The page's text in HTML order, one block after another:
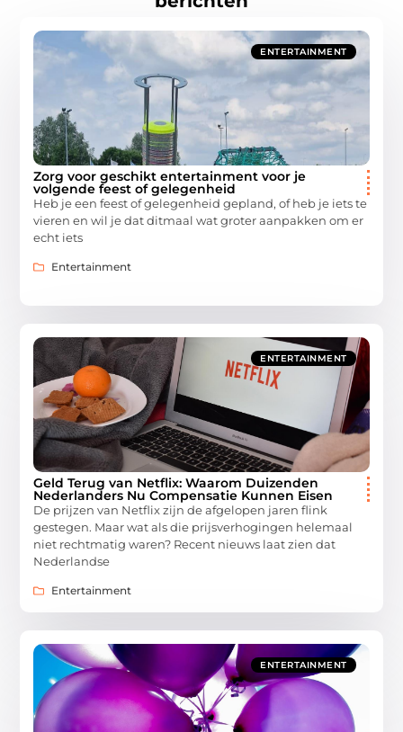
ENTERTAINMENT
Zorg voor geschikt entertainment voor je
volgende feest of gelegenheid
Heb je een feest of gelegenheid gepland, of heb je iets te
vieren en wil je dat ditmaal wat groter aanpakken om er
echt iets
Entertainment
ENTERTAINMENT
Geld Terug van Netflix: Waarom Duizenden
Nederlanders Nu Compensatie Kunnen Eisen
De prijzen van Netflix zijn de afgelopen jaren flink
gestegen. Maar wat als die prijsverhogingen helemaal
niet rechtmatig waren? Recent nieuws laat zien dat
Nederlandse
Entertainment
ENTERTAINMENT